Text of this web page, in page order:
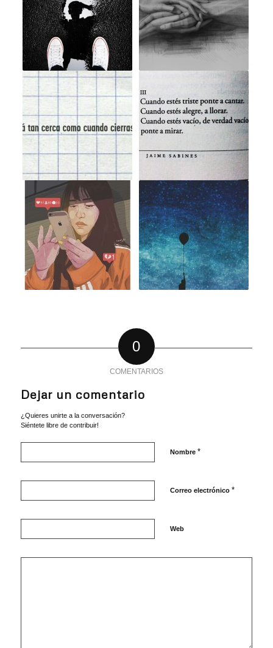
0
COMENTARIOS
Dejar un comentario
¿Quieres unirte a la conversación?
Siéntete libre de contribuir!
Nombre *
Correo electrónico *
Web